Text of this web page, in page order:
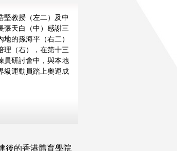
堅教授（左二）及中
張天白（中）感謝三
的孫海平（右二）
理（右），在第十三
員研討會中，與本地
級運動員踏上奧運成
後的香港體育學院